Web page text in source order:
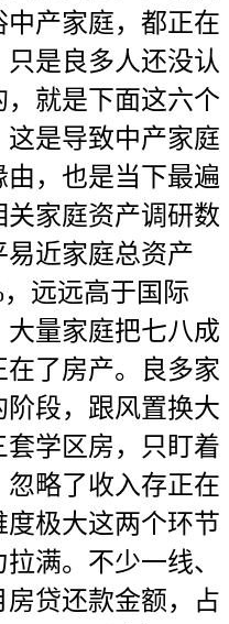
产家庭，都正在
是良多人还没认
就是下面这六个
是导致中产家庭
，也是当下最遍
家庭资产调研数
近家庭总资产
远远高于国际
大量家庭把七八成
了房产。良多家
段，跟风置换大
学区房，只盯着
略了收入存正在
极大这两个环节
满。不少一线、
贷还款金额，占